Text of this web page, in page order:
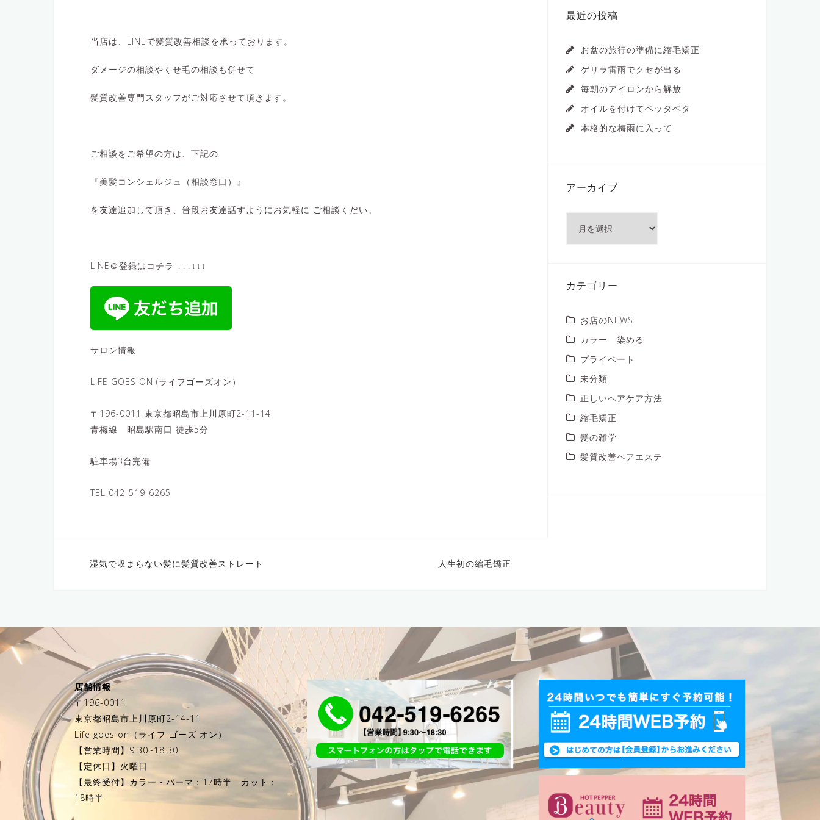
当店は、LINEで髪質改善相談を承っております。
ダメージの相談やくせ毛の相談も併せて
髪質改善専門スタッフがご対応させて頂きます。
ご相談をご希望の方は、下記の
『美髪コンシェルジュ（相談窓口）』
を友達追加して頂き、普段お友達話すようにお気軽に ご相談くだい。
LINE＠登録はコチラ ↓↓↓↓↓↓
サロン情報
LIFE GOES ON (ライフゴーズオン）
〒196-0011 東京都昭島市上川原町2-11-14
青梅線 昭島駅南口 徒歩5分
駐車場3台完備
TEL 042-519-6265
投
稿
湿気で収まらない髪に髪質改善ストレート 人生初の縮毛矯正
最近の投稿
お盆の旅行の準備に縮毛矯正
ゲリラ雷雨でクセが出る
毎朝のアイロンから解放
オイルを付けてベッタベタ
本格的な梅雨に入って
アーカイブ
ブ
カテゴリー
お店のNEWS
カラー 染める
プライベート
未分類
正しいヘアケア方法
縮毛矯正
髪の雑学
髪質改善ヘアエステ
店舗情報
〒196-0011
東京都昭島市上川原町2-14-11
Life goes on（ライフ ゴーズ オン）
【営業時間】9:30~18:30
【定休日】火曜日
【最終受付】カラー・パーマ：17時半 カット：
18時半